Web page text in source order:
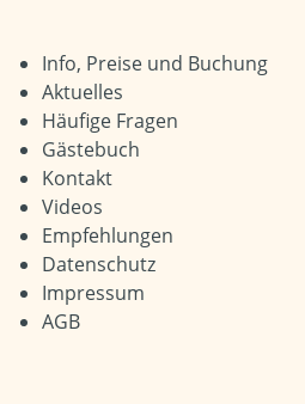
Info, Preise und Buchung
Aktuelles
Häufige Fragen
Gästebuch
Kontakt
Videos
Empfehlungen
Datenschutz
Impressum
AGB